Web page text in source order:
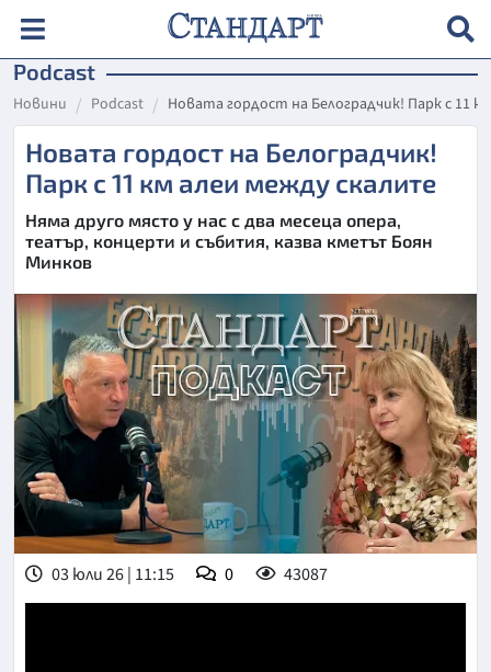
Podcast
Новини Podcast Новата гордост на Белоградчик! Парк с 11
Новата гордост на Белоградчик!
Парк с 11 км алеи между скалите
Няма друго място у нас с два месеца опера,
театър, концерти и събития, казва кметът Боян
Минков
03 юли 26 | 11:15 0 43087